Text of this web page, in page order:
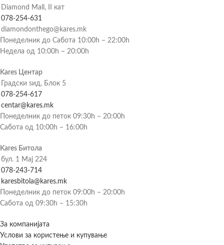
Diamond Mall, II кат
078-254-631
diamondonthego@kares.mk
Понеделник до Сабота 10:00h – 22:00h
Недела од 10:00h – 20:00h
Kares Центар
Градски ѕид, Блок 5
078-254-617
centar@kares.mk
Понеделник до петок 09:30h – 20:00h
Сабота од 10:00h – 16:00h
Kares Битола
бул. 1 Мај 224
078-243-714
karesbitola@kares.mk
Понеделник до петок 09:00h – 20:00h
Сабота од 09:30h – 15:30h
За компанијата
Услови за користење и купување